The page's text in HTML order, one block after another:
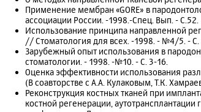
Применение мембран «GORE» в
ассоциации России. -1998.-Спец. Вып. - С.52.
Использование принципа направленной
// Стоматология для всех. -1998. - №4/5. - С.
Зарубежный опыт использования в
стоматологии. - 1998. -№10. - С. 3-16.
Оценка эффективности использования
(В соавторстве с А.А. Кулаковым, Т.К.
Реконструкция костных тканей при
костной регенерации,